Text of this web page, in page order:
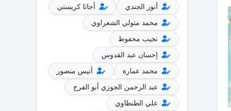
أنور الجندي
أجاثا كريستي
محمد متولي الشعراوي
نجيب محفوظ
إحسان عبد القدوس
محمد عمارة
أنيس منصور
عبد الرحمن الجوزي أبو الفرج
علي الطنطاوي